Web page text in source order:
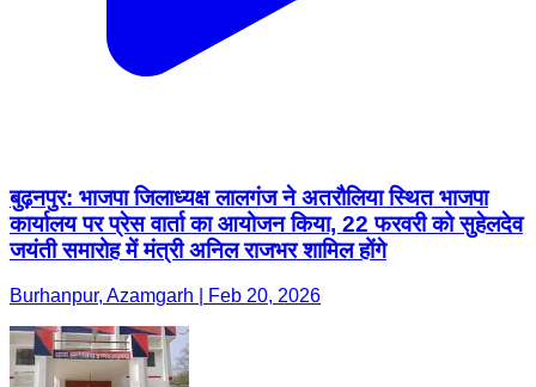
बुढ़नपुर: भाजपा जिलाध्यक्ष लालगंज ने अतरौलिया स्थित भाजपा
कार्यालय पर प्रेस वार्ता का आयोजन किया, 22 फरवरी को सुहेलदेव
जयंती समारोह में मंत्री अनिल राजभर शामिल होंगे
Burhanpur, Azamgarh | Feb 20, 2026